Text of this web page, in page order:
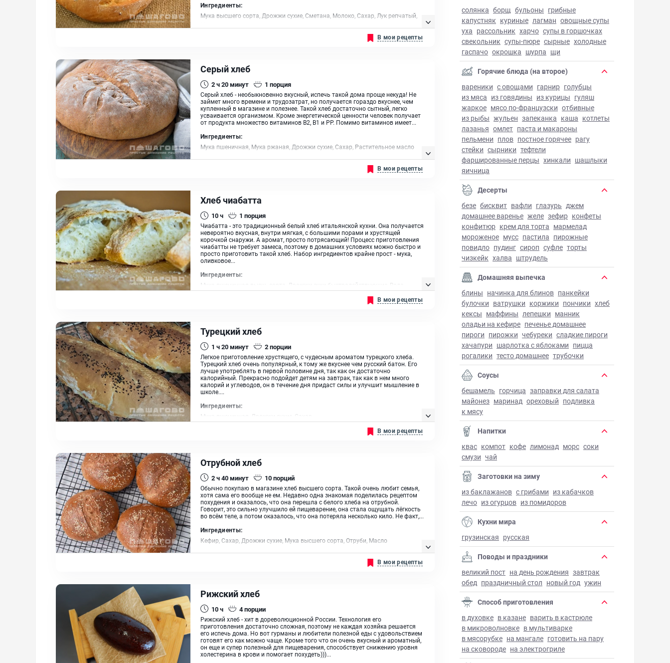
Ингредиенты:
Мука высшего сорта, Дрожжи сухие, Сметана, Молоко, Сахар, Лук репчатый,
В мои рецепты
Серый хлеб
2 ч 20минут 1 порция
Серый хлеб - необыкновенно вкусный, испечь такой дома проще некуда! Не
займет много времени и трудозатрат, но получается гораздо вкуснее, чем
купленный в магазине и полезнее. Такой хлеб достаточно сытный, легко
усваивается организмом. Кроме энергетической ценности человек получает
от продукта множество витаминов В2, В1 и РР. Помимо витаминов имеет...
Ингредиенты:
Мука пшеничная, Мука ржаная, Дрожжи сухие, Сахар, Растительное масло
В мои рецепты
Хлеб чиабатта
10 ч 1 порция
Чиабатта - это традиционный белый хлеб итальянской кухни. Она получается
невероятно вкусная, внутри мягкая, с большими порами и хрустящей
корочкой снаружи. А аромат, просто потрясающий! Процесс приготовления
чиабатты не требует замеса, поэтому в домашних условиях можно быстро и
просто приготовить такой хлеб. Набор ингредиентов крайне прост - мука,
оливковое...
Ингредиенты:
Мука пшеничная высш. сорта, Дрожжи сухи быстродействующие, Вода
В мои рецепты
Турецкий хлеб
1 ч 20минут 2порции
Легкое приготовление хрустящего, с чудесным ароматом турецкого хлеба.
Турецкий хлеб очень популярный, к тому же вкуснее чем русский батон. Его
лучше употреблять в первой половине дня, так как он достаточно
калорийный. Прекрасно подойдет детям на завтрак, так как в нем много
калорий и углеводов, он в течение дня придаст силы и улучшит мышление в
школе....
Ингредиенты:
Мука пшеничная, Дрожжи сухие, Сахар
В мои рецепты
Отрубной хлеб
2 ч 40минут 10порций
Обычно покупаю в магазине хлеб высшего сорта. Такой очень любит семья,
хотя сама его вообще не ем. Недавно одна знакомая поделилась рецептом
похудения и оказалось, что она перешла с белого хлеба на отрубной.
Говорит, это сильно улучшило ей пищеварение, она стала ощущать лёгкость
во всём теле, а потом оказалось, что она потеряла несколько кило. Не факт,...
Ингредиенты:
Кефир, Сахар, Дрожжи сухие, Мука высшего сорта, Отруби, Масло
В мои рецепты
Рижский хлеб
10 ч 4порции
Рижский хлеб - хит в дореволюционной России. Технология его
приготовления достаточно сложная, поэтому не каждая хозяйка решается
его испечь дома. Но вот гурманы и любители полезной еды с удовольствием
готовят его как можно чаще. Кроме того что он очень вкусный и ароматный,
он еще и супер полезный для пищеварения, способствует снижению уровня
холестерина в крови и помогает похудеть)))...
солянка борщ бульоны грибные
капустняк куриные лагман овощные супы
уха рассольник харчо супы в горшочках
свекольник супы-пюре сырные холодные
гаспачо окрошка шурпа щи
Горячие блюда (на второе)
вареники с овощами гарнир голубцы
из мяса из говядины из курицы гуляш
жаркое мясо по-французски отбивные
из рыбы жульен запеканка каша котлеты
лазанья омлет паста и макароны
пельмени плов постное горячее рагу
стейки сырники тефтели
фаршированные перцы хинкали шашлыки
яичница
Десерты
безе бисквит вафли глазурь джем
домашнее варенье желе зефир конфеты
конфитюр крем для торта мармелад
мороженое мусс пастила пирожные
повидло пудинг сироп суфле торты
чизкейк халва штрудель
Домашняя выпечка
блины начинка для блинов панкейки
булочки ватрушки коржики пончики хлеб
кексы маффины лепешки манник
оладьи на кефире печенье домашнее
пироги пирожки чебуреки сладкие пироги
хачапури шарлотка с яблоками пицца
рогалики тесто домашнее трубочки
Соусы
бешамель горчица заправки для салата
майонез маринад ореховый подливка
к мясу
Напитки
квас компот кофе лимонад морс соки
смузи чай
Заготовки на зиму
из баклажанов с грибами из кабачков
лечо из огурцов из помидоров
Кухни мира
грузинская русская
Поводы и праздники
великий пост на день рождения завтрак
обед праздничный стол новый год ужин
Способ приготовления
в духовке в казане варить в кастрюле
в микроволновке в мультиварке
в мясорубке на мангале готовить на пару
на сковороде на электрогриле